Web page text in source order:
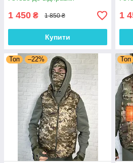
1 450 ₴ 1 850 ₴
Купити
1
Топ –22% Топ